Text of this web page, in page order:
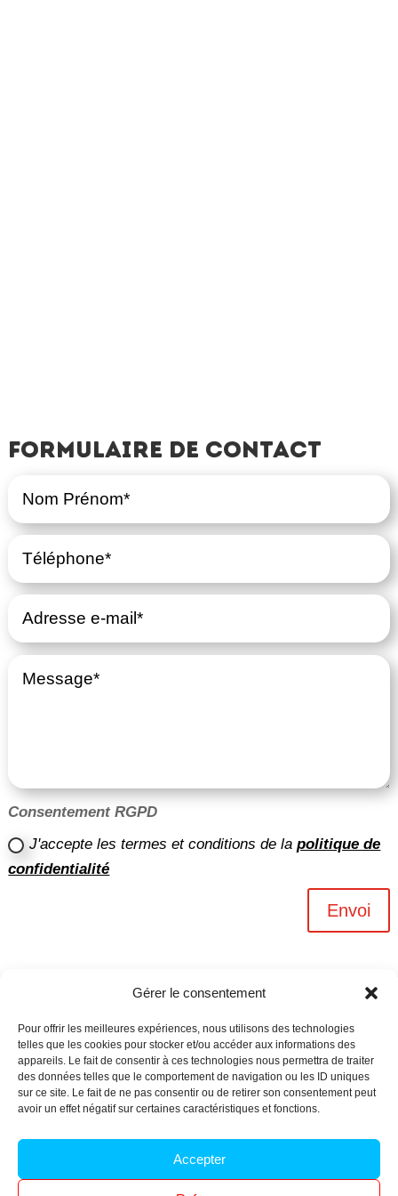
Gérer le consentement
Pour offrir les meilleures expériences, nous utilisons des technologies
telles que les cookies pour stocker et/ou accéder aux informations des
appareils. Le fait de consentir à ces technologies nous permettra de traiter
des données telles que le comportement de navigation ou les ID uniques
sur ce site. Le fait de ne pas consentir ou de retirer son consentement peut
avoir un effet négatif sur certaines caractéristiques et fonctions.
Accepter
Formulaire de contact
Consentement RGPD
J'accepte les termes et conditions de lapolitique de
confidentialité
Envoi
Archives n-6